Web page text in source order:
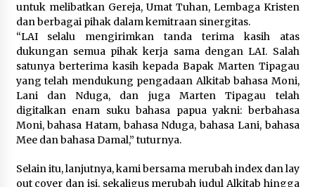
untuk melibatkan Gereja, Umat Tuhan, Lembaga Kristen
dan berbagai pihak dalam kemitraan sinergitas.
“LAI selalu mengirimkan tanda terima kasih atas
dukungan semua pihak kerja sama dengan LAI. Salah
satunya berterima kasih kepada Bapak Marten Tipagau
yang telah mendukung pengadaan Alkitab bahasa Moni,
Lani dan Nduga, dan juga Marten Tipagau telah
digitalkan enam suku bahasa papua yakni: berbahasa
Moni, bahasa Hatam, bahasa Nduga, bahasa Lani, bahasa
Mee dan bahasa Damal,” tuturnya.
Selain itu, lanjutnya, kami bersama merubah index dan lay
out cover dan isi, sekaligus merubah judul Alkitab hingga